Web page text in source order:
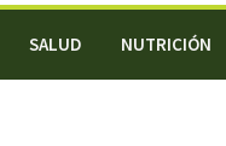
SALUD NUTRICIÓN